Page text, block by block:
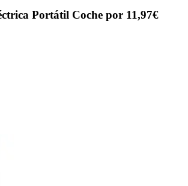
Portátil Coche por 11,97€